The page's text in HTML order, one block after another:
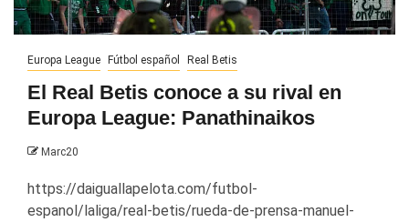
Europa League Fútbol español Real Betis
El Real Betis conoce a su rival en
Europa League: Panathinaikos
Marc20
https://daiguallapelota.com/futbol-
espanol/laliga/real-betis/rueda-de-prensa-manuel-